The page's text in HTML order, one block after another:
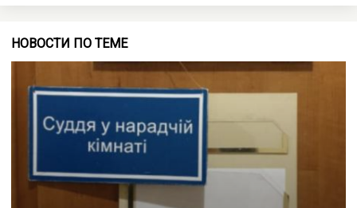
НОВОСТИ ПО ТЕМЕ